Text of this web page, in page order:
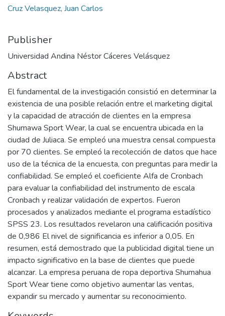
Cruz Velasquez, Juan Carlos
Publisher
Universidad Andina Néstor Cáceres Velásquez
Abstract
El fundamental de la investigación consistió en determinar la
existencia de una posible relación entre el marketing digital
y la capacidad de atracción de clientes en la empresa
Shumawa Sport Wear, la cual se encuentra ubicada en la
ciudad de Juliaca. Se empleó una muestra censal compuesta
por 70 clientes. Se empleó la recolección de datos que hace
uso de la técnica de la encuesta, con preguntas para medir la
confiabilidad. Se empleó el coeficiente Alfa de Cronbach
para evaluar la confiabilidad del instrumento de escala
Cronbach y realizar validación de expertos. Fueron
procesados y analizados mediante el programa estadístico
SPSS 23. Los resultados revelaron una calificación positiva
de 0,986 El nivel de significancia es inferior a 0,05. En
resumen, está demostrado que la publicidad digital tiene un
impacto significativo en la base de clientes que puede
alcanzar. La empresa peruana de ropa deportiva Shumahua
Sport Wear tiene como objetivo aumentar las ventas,
expandir su mercado y aumentar su reconocimiento.